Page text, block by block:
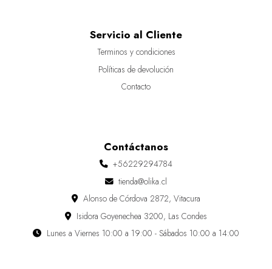
Servicio al Cliente
Terminos y condiciones
Políticas de devolución
Contacto
Contáctanos
+56229294784
tienda@olika.cl
Alonso de Córdova 2872, Vitacura
Isidora Goyenechea 3200, Las Condes
Lunes a Viernes 10:00 a 19:00 - Sábados 10:00 a 14:00